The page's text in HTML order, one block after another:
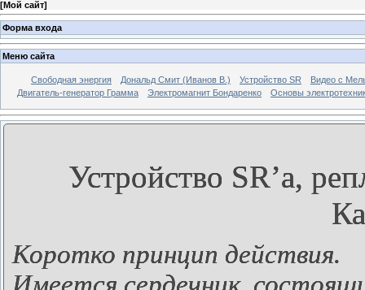
[Мой сайт]
Форма входа
Меню сайта
Свободная энергия Дональд Смит (Иванов В.) Устройство SR
Видео с
Двигатель-генератор Грамма
Электромагнит Бондаренко Основы
Устройство SR’а,
Коротко принцип действия.